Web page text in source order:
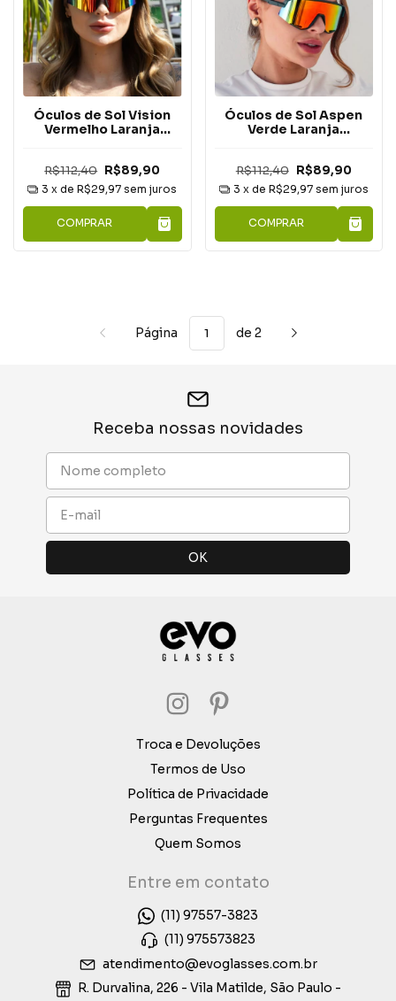
Óculos de Sol Vision
Vermelho Laranja
R$112,40 R$89,90
3 x deR$29,97 sem juros
COMPRAR
Óculos de Sol Aspen
Verde Laranja
R$112,40 R$89,90
3 x de R$29,97 sem juros
COMPRAR
Página de 2
Receba nossas novidades
Troca e Devoluções
Termos de Uso
Política de Privacidade
Perguntas Frequentes
Quem Somos
Entre em contato
(11) 97557-3823
(11) 975573823
atendimento@evoglasses.com.br
R. Durvalina, 226 - Vila Matilde, São Paulo -